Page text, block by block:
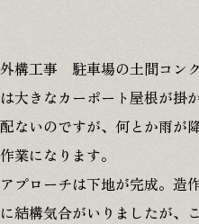
外構工事 駐車場の土間コン
は大きなカーポート屋根が掛
配ないのですが、何とか雨が
作業になります。
アプローチは下地が完成。造
に結構気合がいりましたが、